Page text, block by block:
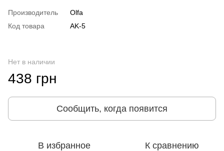
Производитель
Olfa
Код товара
AK-5
Нет в наличии
438 грн
Сообщить, когда появится
В избранное К сравнению